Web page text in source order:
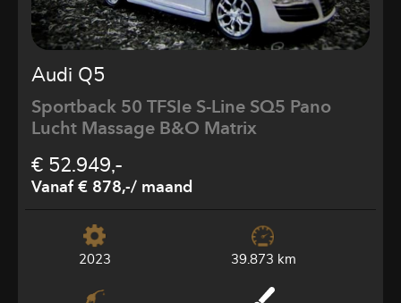
Audi Q5
Sportback 50 TFSIe S-Line SQ5 Pano
Lucht Massage B&O Matrix
€ 52.949,-
Vanaf € 878,-/ maand
2023 39.873 km